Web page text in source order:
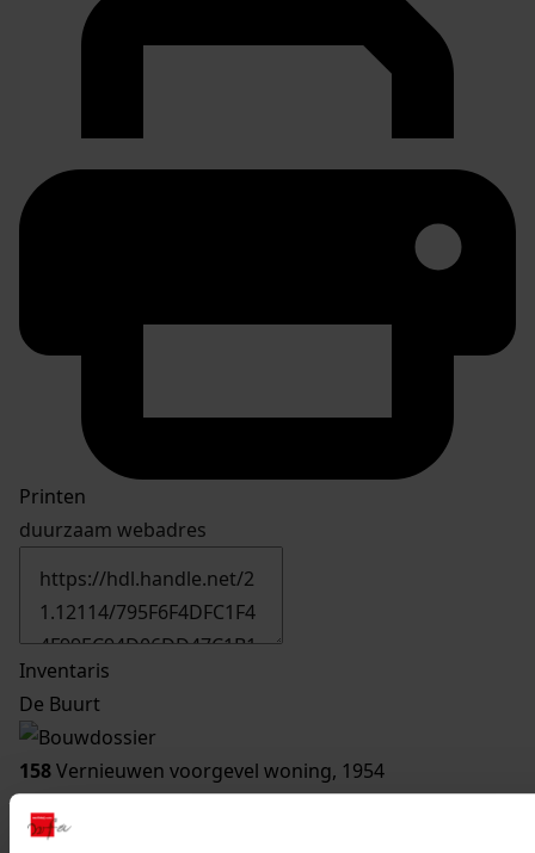
Printen
duurzaam webadres
Inventaris
De Buurt
158Vernieuwen voorgevel woning, 1954
Datering:
1954